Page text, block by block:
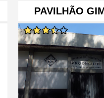
PAVILHÃO